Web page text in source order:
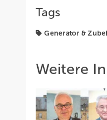
Tags
Generator &
Weitere